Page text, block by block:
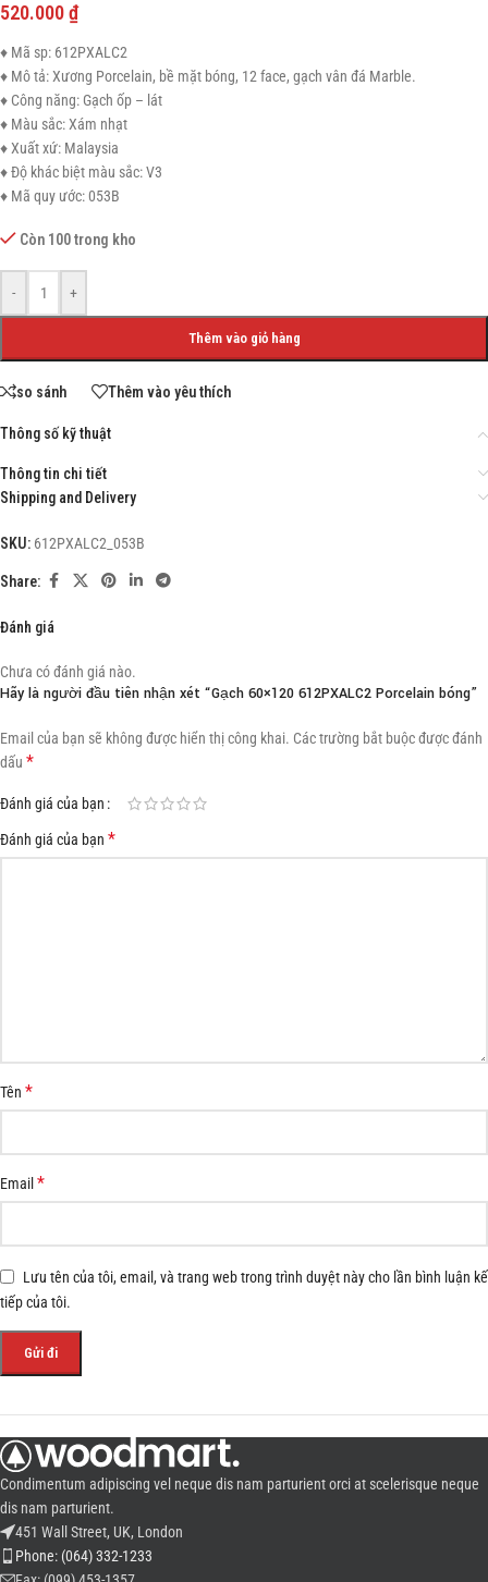
520.000₫
♦ Mã sp: 612PXALC2
♦ Mô tả: Xương Porcelain, bề mặt bóng, 12 face, gạch vân đá Marble.
♦ Công năng: Gạch ốp – lát
♦ Màu sắc: Xám nhạt
♦ Xuất xứ: Malaysia
♦ Độ khác biệt màu sắc: V3
♦ Mã quy ước: 053B
Còn 100 trong kho
- +
Thêm vào giỏ hàng
so sánh Thêm vào yêu thích
Thông số kỹ thuật
Thông tin chi tiết
Shipping and Delivery
SKU: 612PXALC2_053B
Share:
Đánh giá
Chưa có đánh giá nào.
Hãy là người đầu tiên nhận xét “Gạch 60×120 612PXALC2 Porcelain bóng”
Email của bạn sẽ không được hiển thị công khai. Các trường bắt buộc được đánh
dấu *
Đánh giá của bạn
Đánh giá của bạn *
Tên *
Email *
Lưu tên của tôi, email, và trang web trong trình duyệt này cho lần bình luận kế
tiếp của tôi.
Condimentum adipiscing vel neque dis nam parturient orci at scelerisque neque
dis nam parturient.
451 Wall Street, UK, London
Phone: (064) 332-1233